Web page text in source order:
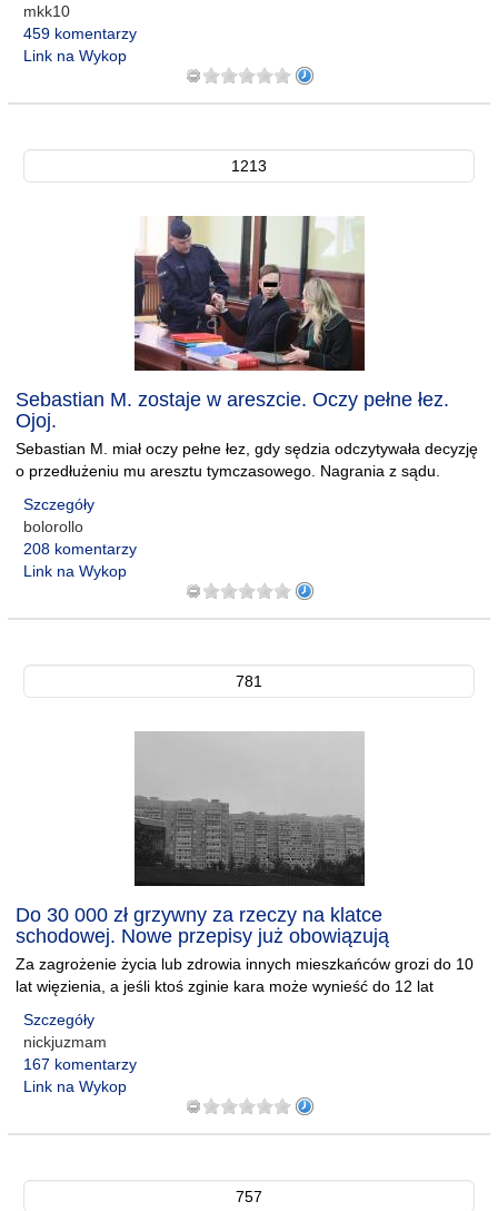
mkk10
459 komentarzy
Link na Wykop
1213
Sebastian M. zostaje w areszcie. Oczy pełne łez.
Ojoj.
Sebastian M. miał oczy pełne łez, gdy sędzia odczytywała decyzję
o przedłużeniu mu aresztu tymczasowego. Nagrania z sądu.
Szczegóły
bolorollo
208 komentarzy
Link na Wykop
781
Do 30 000 zł grzywny za rzeczy na klatce
schodowej. Nowe przepisy już obowiązują
Za zagrożenie życia lub zdrowia innych mieszkańców grozi do 10
lat więzienia, a jeśli ktoś zginie kara może wynieść do 12 lat
Szczegóły
nickjuzmam
167 komentarzy
Link na Wykop
757